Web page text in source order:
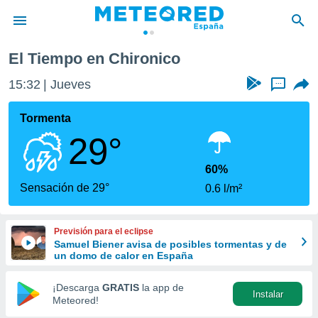
de
por
se
calidad.
a este
las
y
forma
digital
basada
El Tiempo en Chironico
15:32 Jueves ...
Tormenta
29°
Sensación de 29°
60%
0.6 l/m²
Previsión para el eclipse
Samuel Biener avisa de posibles tormentas y de
un domo de calor en España
¡Descarga GRATIS la app de
Meteored!
Instalar